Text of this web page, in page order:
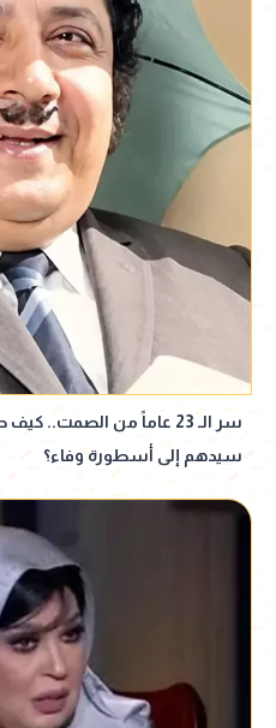
سر الـ 23 عاماً من الصمت..
سيدهم إلى أسطورة وفاء؟